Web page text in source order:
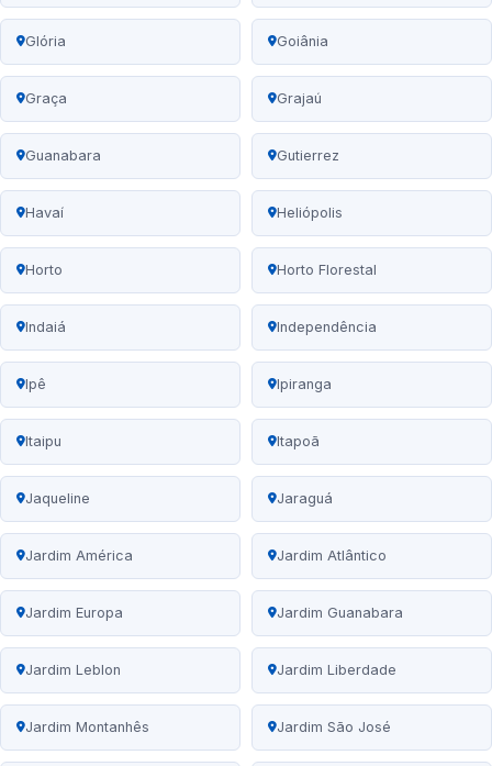
Glória Goiânia
Graça Grajaú
Guanabara Gutierrez
Havaí Heliópolis
Horto Horto Florestal
Indaiá Independência
Ipê Ipiranga
Itaipu Itapoã
Jaqueline Jaraguá
Jardim América Jardim Atlântico
Jardim Europa Jardim Guanabara
Jardim Leblon Jardim Liberdade
Jardim Montanhês Jardim São José